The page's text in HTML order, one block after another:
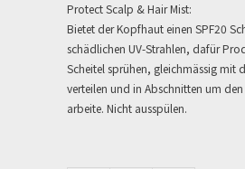
Protect Scalp & Hair Mist:
Bietet der Kopfhaut einen SPF20
schädlichen UV-Strahlen, dafür
Scheitel sprühen, gleichmässig mit
verteilen und in Abschnitten um
arbeite. Nicht ausspülen.